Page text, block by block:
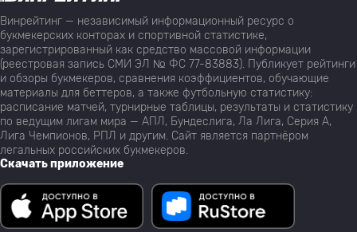
Винрейтинг — независимый информационный ресурс о
букмекерских конторах и спортивной статистике,
зарегистрированный как средство массовой информации
(реестровая запись СМИ ЭЛ № ФС 77-83883). Публикует рейтинги
и обзоры букмекеров, сравнения коэффициентов, обучающие
материалы для беттеров, а также футбольную статистику:
расписание матчей, турнирные таблицы, результаты и статистику
по ведущим лигам мира — АПЛ, Бундеслига, Ла Лига, Серия А,
Лига Чемпионов, РПЛ и другим. Сайт является партнёром
легальных российских букмекеров.
Скачать приложение